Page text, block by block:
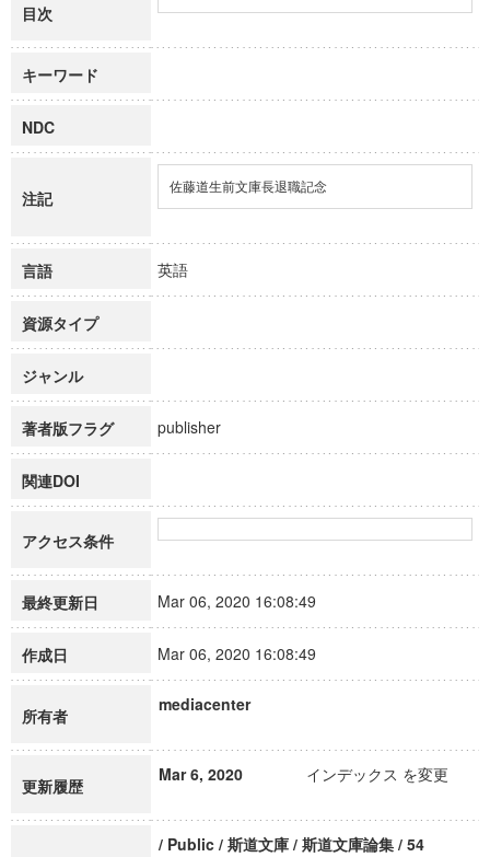
目次
キーワード
NDC
注記
佐藤道生前文庫長退職記念
言語 英語
資源タイプ
ジャンル
著者版フラグ publisher
関連DOI
アクセス条件
最終更新日 Mar 06, 2020 16:08:49
作成日 Mar 06, 2020 16:08:49
所有者
mediacenter
更新履歴
Mar 6, 2020 インデックス を変更
/ Public / 斯道文庫 / 斯道文庫論集 / 54